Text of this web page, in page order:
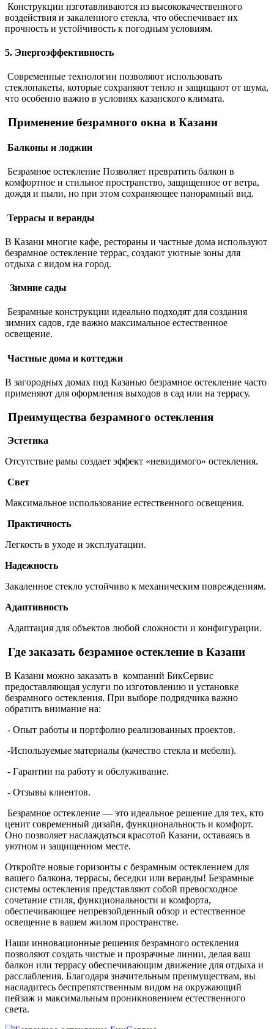
Конструкции изготавливаются из высококачественного
воздействия и закаленного стекла, что обеспечивает их
прочность и устойчивость к погодным условиям.
5. Энергоэффективность
Современные технологии позволяют использовать
стеклопакеты, которые сохраняют тепло и защищают от шума,
что особенно важно в условиях казанского климата.
Применение безрамного окна в Казани
Балконы и лоджии
Безрамное остекление Позволяет превратить балкон в
комфортное и стильное пространство, защищенное от ветра,
дождя и пыли, но при этом сохраняющее панорамный вид.
Террасы и веранды
В Казани многие кафе, рестораны и частные дома используют
безрамное остекление террас, создают уютные зоны для
отдыха с видом на город.
Зимние сады
Безрамные конструкции идеально подходят для создания
зимних садов, где важно максимальное естественное
освещение.
Частные дома и коттеджи
В загородных домах под Казанью безрамное остекление часто
применяют для оформления выходов в сад или на террасу.
Преимущества безрамного остекления
Эстетика
Отсутствие рамы создает эффект «невидимого» остекления.
Свет
Максимальное использование естественного освещения.
Практичность
Легкость в уходе и эксплуатации.
Надежность
Закаленное стекло устойчиво к механическим повреждениям.
Адаптивность
Адаптация для объектов любой сложности и конфигурации.
Где заказать безрамное остекление в Казани
В Казани можно заказать в компаний БикСервис
предоставляющая услуги по изготовлению и установке
безрамного остекления. При выборе подрядчика важно
обратить внимание на:
- Опыт работы и портфолио реализованных проектов.
-Используемые материалы (качество стекла и мебели).
- Гарантии на работу и обслуживание.
- Отзывы клиентов.
Безрамное остекление — это идеальное решение для тех, кто
ценит современный дизайн, функциональность и комфорт.
Оно позволяет наслаждаться красотой Казани, оставаясь в
уютном и защищенном месте.
Откройте новые горизонты с безрамным остеклением для
вашего балкона, террасы, беседки или веранды! Безрамные
системы остекления представляют собой превосходное
сочетание стиля, функциональности и комфорта,
обеспечивающее непревзойденный обзор и естественное
освещение в вашем жилом пространстве.
Наши инновационные решения безрамного остекления
позволяют создать чистые и прозрачные линии, делая ваш
балкон или террасу обеспечивающим движение для отдыха и
расслабления. Благодаря значительным преимуществам, вы
насладитесь беспрепятственным видом на окружающий
пейзаж и максимальным проникновением естественного
света.